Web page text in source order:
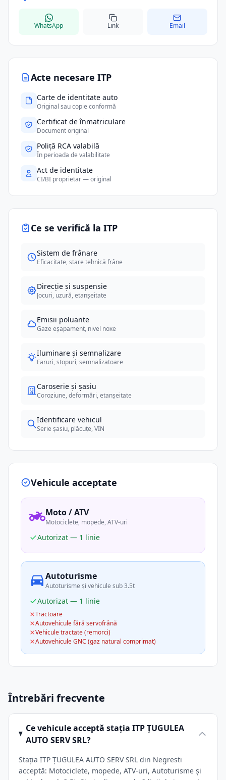
Acte necesare ITP
Carte de identitate auto
Original sau copie conformă
Certificat de înmatriculare
Document original
Poliță RCA valabilă
În perioada de valabilitate
Act de identitate
CI/BI proprietar — original
Ce se verifică la ITP
Sistem de frânare
Eficacitate, stare tehnică frâne
Direcție și suspensie
Jocuri, uzură, etanșeitate
Emisii poluante
Gaze eșapament, nivel noxe
Iluminare și semnalizare
Faruri, stopuri, semnalizatoare
Caroserie și șasiu
Coroziune, deformări, etanșeitate
Identificare vehicul
Serie șasiu, plăcuțe, VIN
Vehicule acceptate
Moto / ATV
Motociclete, mopede, ATV-uri
Autorizat — 1 linie
Autoturisme
Autoturisme și vehicule sub 3.5t
Autorizat — 1 linie
Tractoare
Autovehicule fără servofrână
Vehicule tractate (remorci)
Autovehicule GNC (gaz natural comprimat)
WhatsApp Link Email
Întrebări frecvente
Ce vehicule acceptă stația ITP ŢUGULEA
AUTO SERV SRL?
Stația ITP ŢUGULEA AUTO SERV SRL din Negresti
acceptă: Motociclete, mopede, ATV-uri, Autoturisme și